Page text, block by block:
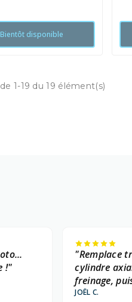
Bientôt disponible
1-19 du 19 élément(s)
!"
"Remplace
cylindre
freinage,
JOËL C.